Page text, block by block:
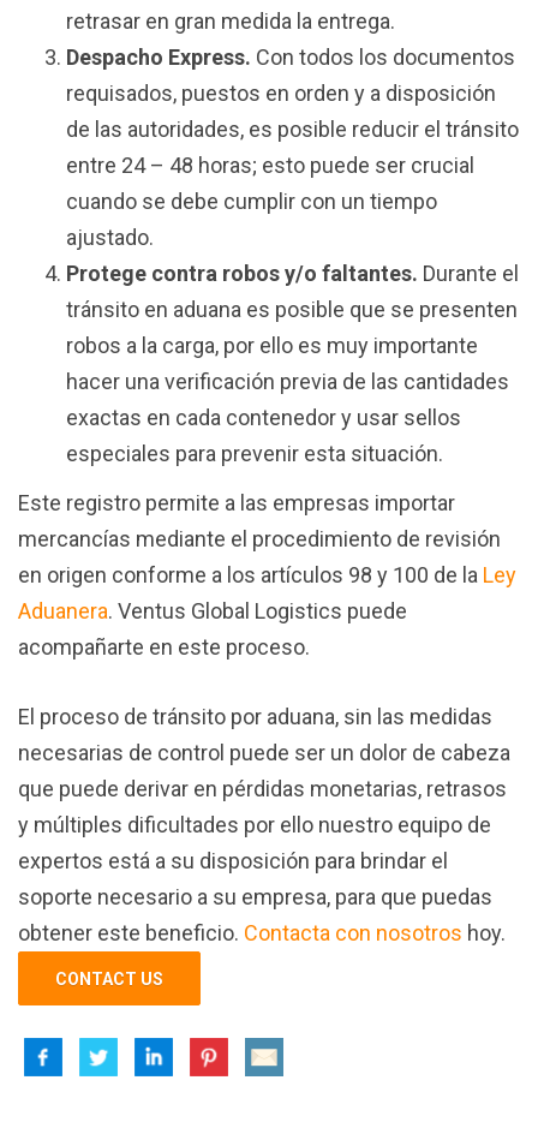
retrasar en gran medida la entrega.
Despacho Express. Con todos los documentos
requisados, puestos en orden y a disposición
de las autoridades, es posible reducir el tránsito
entre 24 – 48 horas; esto puede ser crucial
cuando se debe cumplir con un tiempo
ajustado.
Protege contra robos y/o faltantes. Durante el
tránsito en aduana es posible que se presenten
robos a la carga, por ello es muy importante
hacer una verificación previa de las cantidades
exactas en cada contenedor y usar sellos
especiales para prevenir esta situación.
Este registro permite a las empresas importar
mercancías mediante el procedimiento de revisión
en origen conforme a los artículos 98 y 100 de la Ley
Aduanera. Ventus Global Logistics puede
acompañarte en este proceso.
El proceso de tránsito por aduana, sin las medidas
necesarias de control puede ser un dolor de cabeza
que puede derivar en pérdidas monetarias, retrasos
y múltiples dificultades por ello nuestro equipo de
expertos está a su disposición para brindar el
soporte necesario a su empresa, para que puedas
obtener este beneficio. Contacta con nosotros hoy.
CONTACT US